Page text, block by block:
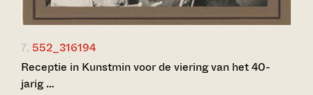
7. 552_316194
Receptie in Kunstmin voor de viering van het 40-
jarig …